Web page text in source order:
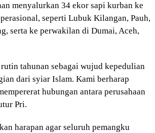
menyalurkan 34 ekor sapi kurban ke
seperti Lubuk Kilangan, Pauh,
serta ke perwakilan di Dumai, Aceh,
tahunan sebagai wujud kepedulian
dari syiar Islam. Kami berharap
hubungan antara perusahaan
Pri.
harapan agar seluruh pemangku